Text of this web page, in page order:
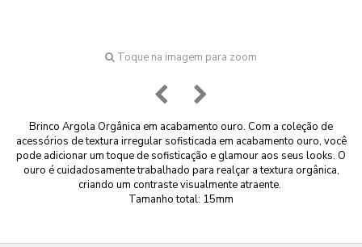
Toque na imagem para zoom
Brinco Argola Orgânica em acabamento ouro. Com a coleção de
acessórios de textura irregular sofisticada em acabamento ouro, você
pode adicionar um toque de sofisticação e glamour aos seus looks. O
ouro é cuidadosamente trabalhado para realçar a textura orgânica,
criando um contraste visualmente atraente.
Tamanho total: 15mm